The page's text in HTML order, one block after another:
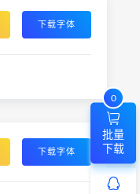
下载字体
下载字体
批量
下载
0